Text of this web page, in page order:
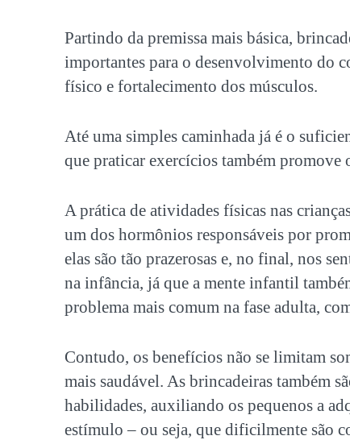
Partindo da premissa mais básica,
importantes para o desenvolvimento do
físico e fortalecimento dos músculos.
Até uma simples caminhada já é o
que praticar exercícios também promove
A prática de atividades físicas nas
um dos hormônios responsáveis por
elas são tão prazerosas e, no final, nos
na infância, já que a mente infantil
problema mais comum na fase adulta,
Contudo, os benefícios não se limitam
mais saudável. As brincadeiras também
habilidades, auxiliando os pequenos a
estímulo – ou seja, que dificilmente são